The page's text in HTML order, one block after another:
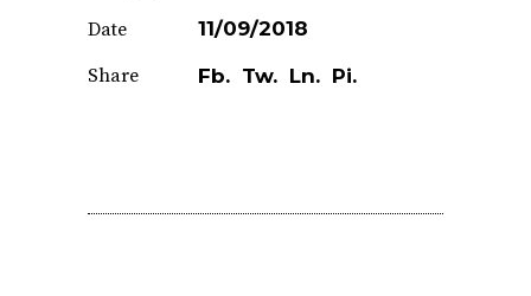
Date
11/09/2018
Share
Fb. Tw. Ln. Pi.